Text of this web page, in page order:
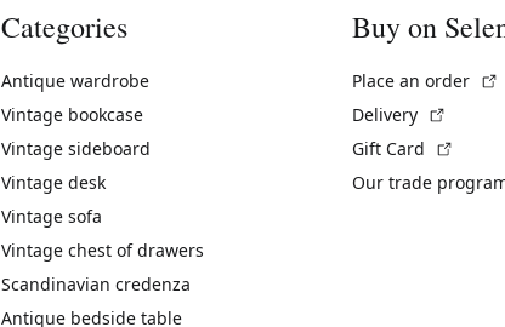
Categories
Antique wardrobe
Vintage bookcase
Vintage sideboard
Vintage desk
Vintage sofa
Vintage chest of drawers
Scandinavian credenza
Antique bedside table
Buy on
Place an order
Delivery
Gift Card
Our trade